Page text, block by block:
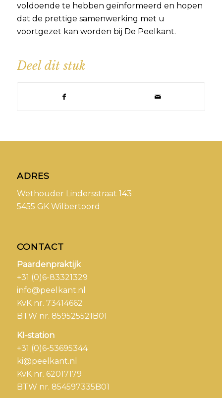
voldoende te hebben geïnformeerd en hopen
dat de prettige samenwerking met u
voortgezet kan worden bij De Peelkant.
Deel dit stuk
ADRES
Wethouder Lindersstraat 143
5455 GK Wilbertoord
CONTACT
Paardenpraktijk
+31 (0)6-83321329
info@peelkant.nl
KvK nr. 73414662
BTW nr. 859525521B01
KI-station
+31 (0)6-53695344
ki@peelkant.nl
KvK nr. 62017179
BTW nr. 854597335B01